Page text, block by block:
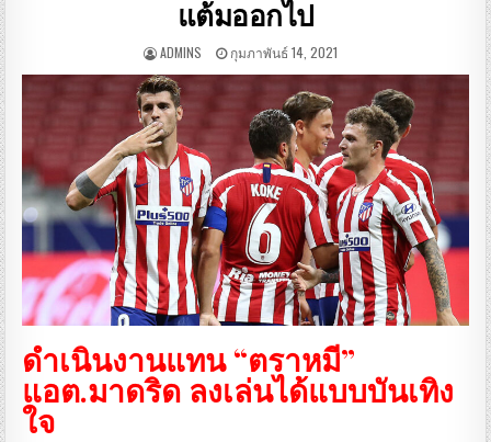
แต้มออกไป
ADMINS กุมภาพันธ์ 14, 2021
ดำเนินงานแทน “ตราหมี”
แอต.มาดริด ลงเล่นได้แบบบันเทิง
ใจ